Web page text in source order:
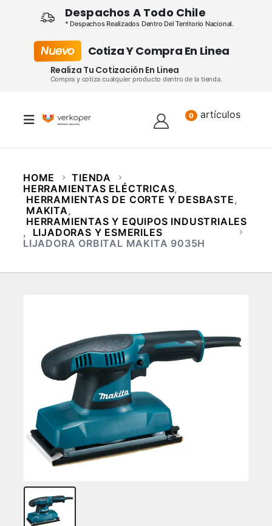
Despachos A Todo Chile
* Despachos Realizados Dentro Del Territorio Nacional.
Nuevo Cotiza Y Compra En Linea
Realiza Tu Cotización En Linea
Compra y cotiza cualquier producto dentro de la tienda.
0 artículos
HOME
TIENDA
HERRAMIENTAS ELÉCTRICAS,
HERRAMIENTAS DE CORTE Y DESBASTE,
MAKITA,
HERRAMIENTAS Y EQUIPOS INDUSTRIALES
,
LIJADORAS Y ESMERILES
LIJADORA ORBITAL MAKITA 9035H